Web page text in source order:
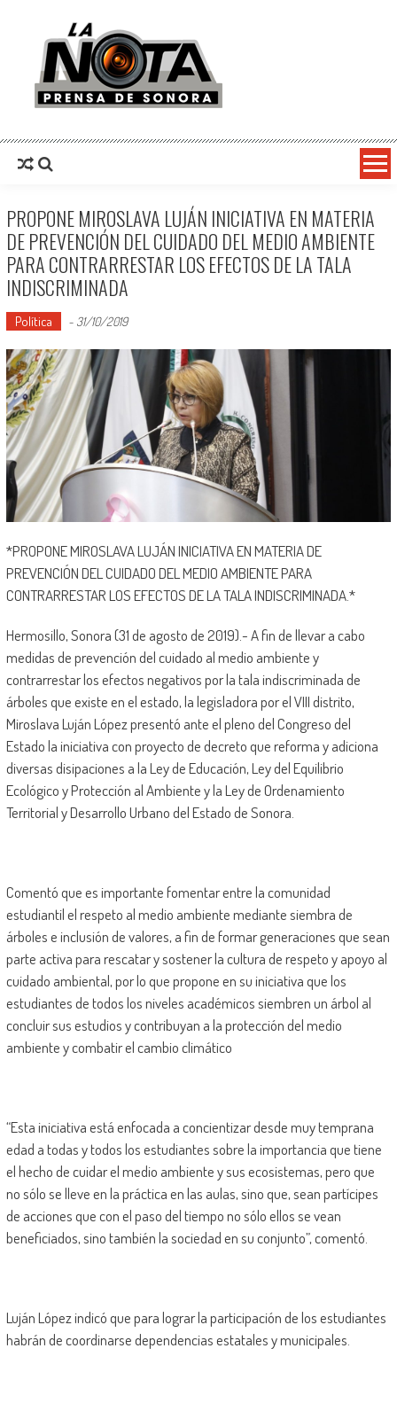
La Nota Prensa De Sonora
PROPONE MIROSLAVA LUJÁN INICIATIVA EN MATERIA
DE PREVENCIÓN DEL CUIDADO DEL MEDIO AMBIENTE
PARA CONTRARRESTAR LOS EFECTOS DE LA TALA
INDISCRIMINADA
Política - 31/10/2019
*PROPONE MIROSLAVA LUJÁN INICIATIVA EN MATERIA DE
PREVENCIÓN DEL CUIDADO DEL MEDIO AMBIENTE PARA
CONTRARRESTAR LOS EFECTOS DE LA TALA INDISCRIMINADA.*
Hermosillo, Sonora (31 de agosto de 2019).- A fin de llevar a cabo
medidas de prevención del cuidado al medio ambiente y
contrarrestar los efectos negativos por la tala indiscriminada de
árboles que existe en el estado, la legisladora por el VIII distrito,
Miroslava Luján López presentó ante el pleno del Congreso del
Estado la iniciativa con proyecto de decreto que reforma y adiciona
diversas disipaciones a la Ley de Educación, Ley del Equilibrio
Ecológico y Protección al Ambiente y la Ley de Ordenamiento
Territorial y Desarrollo Urbano del Estado de Sonora.
Comentó que es importante fomentar entre la comunidad
estudiantil el respeto al medio ambiente mediante siembra de
árboles e inclusión de valores, a fin de formar generaciones que sean
parte activa para rescatar y sostener la cultura de respeto y apoyo al
cuidado ambiental, por lo que propone en su iniciativa que los
estudiantes de todos los niveles académicos siembren un árbol al
concluir sus estudios y contribuyan a la protección del medio
ambiente y combatir el cambio climático
“Esta iniciativa está enfocada a concientizar desde muy temprana
edad a todas y todos los estudiantes sobre la importancia que tiene
el hecho de cuidar el medio ambiente y sus ecosistemas, pero que
no sólo se lleve en la práctica en las aulas, sino que, sean partícipes
de acciones que con el paso del tiempo no sólo ellos se vean
beneficiados, sino también la sociedad en su conjunto”, comentó.
Luján López indicó que para lograr la participación de los estudiantes
habrán de coordinarse dependencias estatales y municipales.